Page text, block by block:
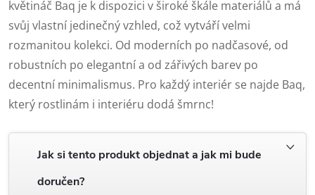
květináč Baq je k dispozici v široké škále materiálů a má
svůj vlastní jedinečný vzhled, což vytváří velmi
rozmanitou kolekci. Od moderních po nadčasové, od
robustních po elegantní a od zářivých barev po
decentní minimalismus. Pro každý interiér se najde Baq,
který rostlinám i interiéru dodá šmrnc!
Jak si tento produkt objednat a jak mi bude
doručen?